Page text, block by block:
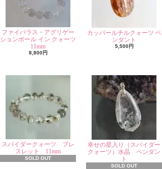
ファイバラス・アグリゲー
ションボール イン クォーツ
11mm
8,800円
カッパールチルクォーツ ペ
ンダント
5,500円
スパイダークォーツ ブレ
スレット 11mm
SOLD OUT
幸せの星入り（スパイダー
クォーツ）水晶 ペンダン
ト
SOLD OUT